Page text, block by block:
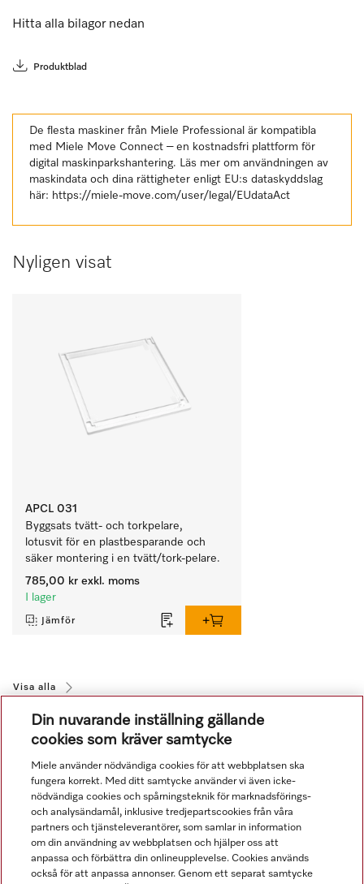
Hitta alla bilagor nedan
Produktblad
De flesta maskiner från Miele Professional är kompatibla
med Miele Move Connect – en kostnadsfri plattform för
digital maskinparkshantering. Läs mer om användningen av
maskindata och dina rättigheter enligt EU:s dataskyddslag
här: https://miele-move.com/user/legal/EUdataAct
Nyligen visat
APCL 031
Byggsats tvätt- och torkpelare,
lotusvit för en plastbesparande och
säker montering i en tvätt/tork-pelare.
785,00 kr exkl. moms
I lager
Jämför
Visa alla
Navigering
Service
Din nuvarande inställning gällande
cookies som kräver samtycke
Miele använder nödvändiga cookies för att webbplatsen ska
fungera korrekt. Med ditt samtycke använder vi även icke-
nödvändiga cookies och spårningsteknik för marknadsförings-
och analysändamål, inklusive tredjepartscookies från våra
partners och tjänsteleverantörer, som samlar in information
om din användning av webbplatsen och hjälper oss att
anpassa och förbättra din onlineupplevelse. Cookies används
också för att anpassa annonser. Genom ett separat samtycke